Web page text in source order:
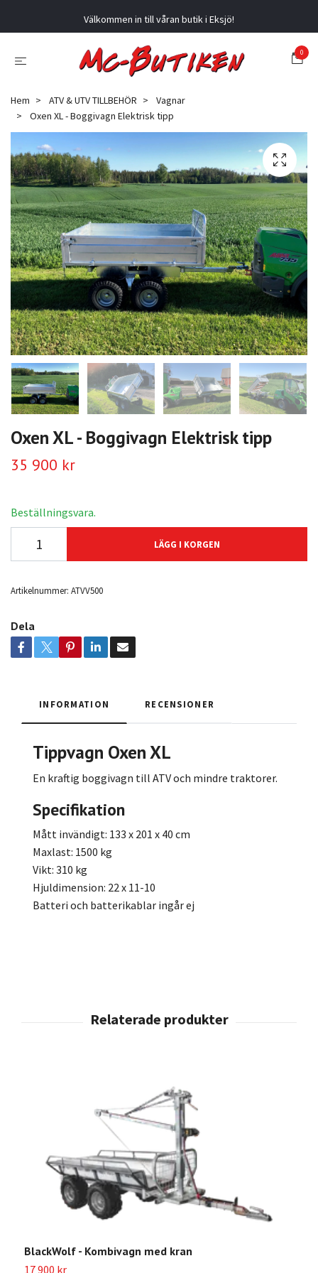
Välkommen in till våran butik i Eksjö!
0
Hem ATV & UTV TILLBEHÖR
Vagnar
Oxen XL - Boggivagn Elektrisk tipp
Oxen XL - Boggivagn Elektrisk tipp
35 900 kr
Beställningsvara.
LÄGG I KORGEN
Artikelnummer: ATVV500
Dela
INFORMATION RECENSIONER
Tippvagn Oxen XL
En kraftig boggivagn till ATV och mindre traktorer.
Specifikation
Mått invändigt: 133 x 201 x 40 cm
Maxlast: 1500 kg
Vikt: 310 kg
Hjuldimension: 22 x 11-10
Batteri och batterikablar ingår ej
BlackWolf - Kombivagn med kran
17 900 kr